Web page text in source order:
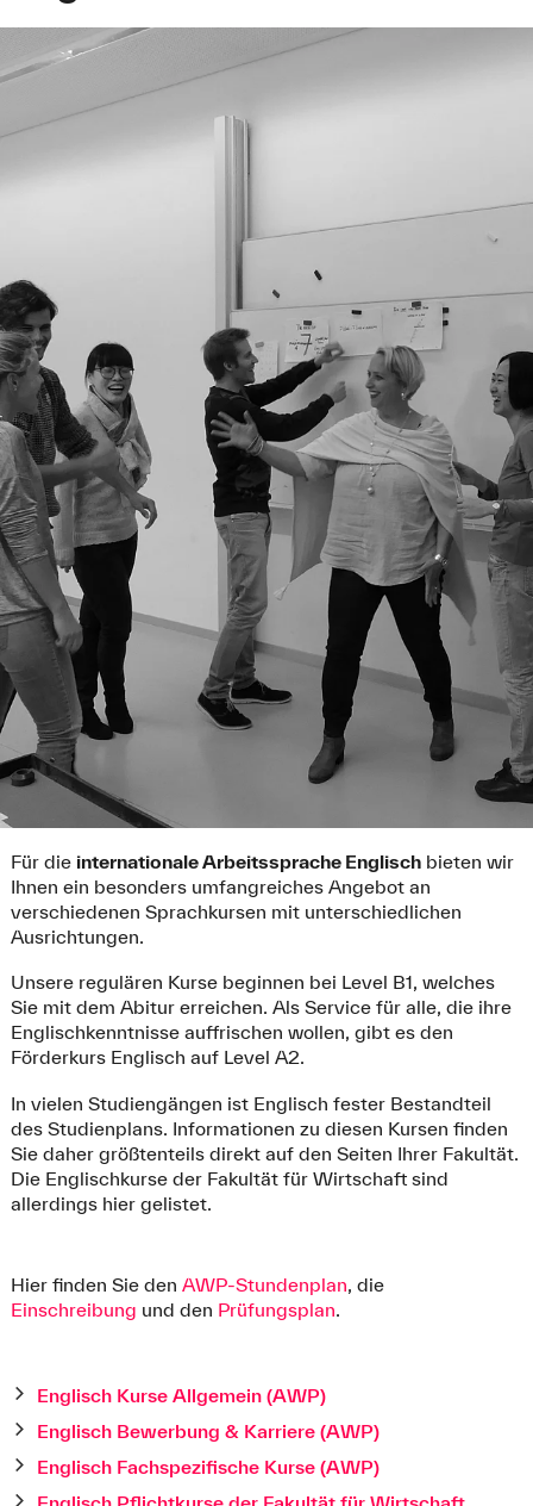
Für die internationale Arbeitssprache Englischbieten wir
Ihnen ein besonders umfangreiches Angebot an
verschiedenen Sprachkursen mit unterschiedlichen
Ausrichtungen.
Unsere regulären Kurse beginnen bei Level B1, welches
Sie mit dem Abitur erreichen. Als Service für alle, die ihre
Englischkenntnisse auffrischen wollen, gibt es den
Förderkurs Englisch auf Level A2.
In vielen Studiengängen ist Englisch fester Bestandteil
des Studienplans. Informationen zu diesen Kursen finden
Sie daher größtenteils direkt auf den Seiten Ihrer Fakultät.
Die Englischkurse der Fakultät für Wirtschaft sind
allerdings hier gelistet.
Hier finden Sie den AWP-Stundenplan, die
Einschreibung und den Prüfungsplan.
Englisch Kurse Allgemein (AWP)
Englisch Bewerbung & Karriere (AWP)
Englisch Fachspezifische Kurse (AWP)